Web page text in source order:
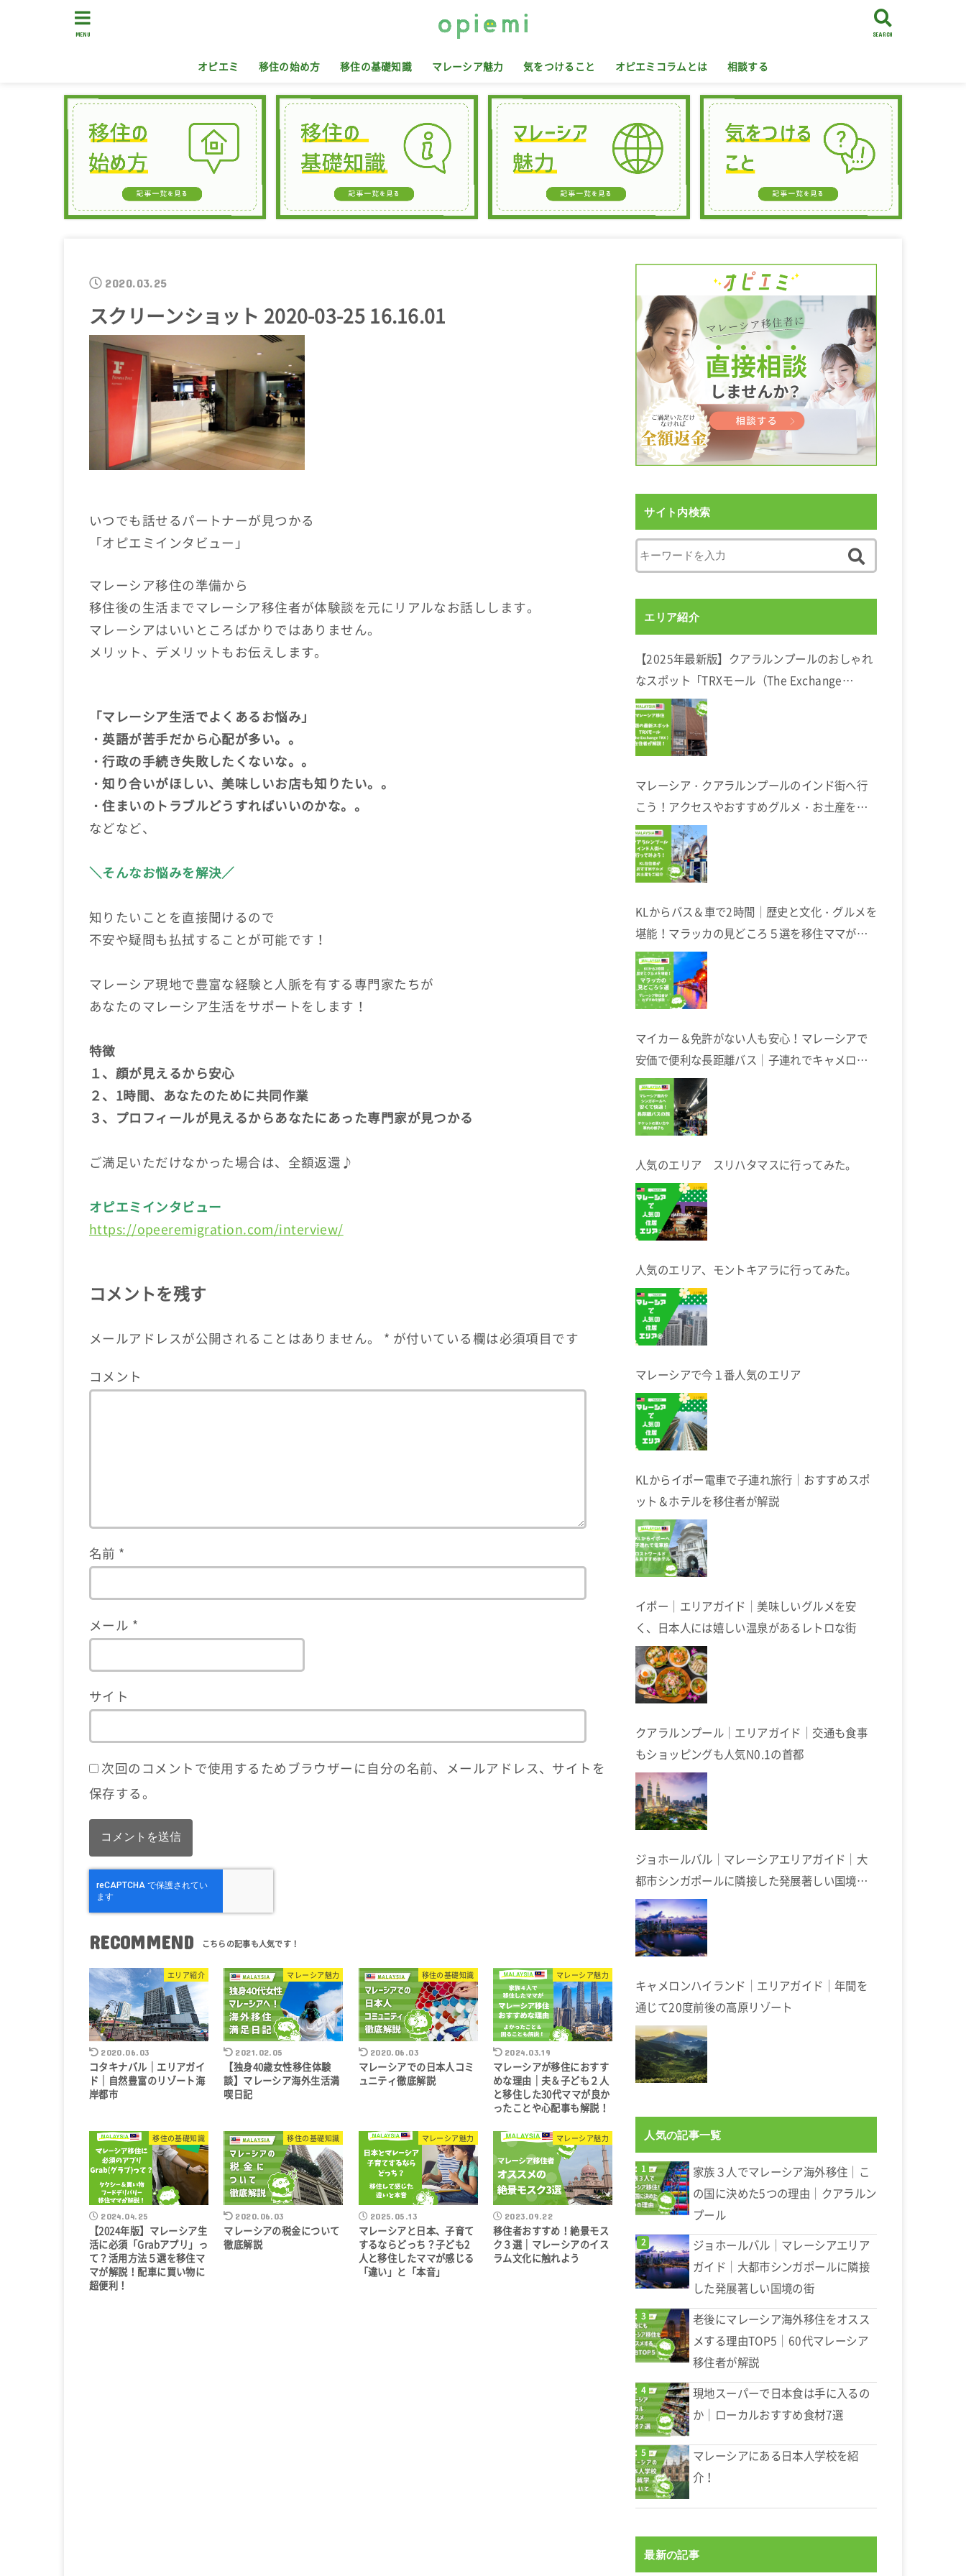
オピエミ 移住の始め方 移住の基礎知識 マレーシア魅力 気をつけること オピエミコラムとは 相談する
SEARCH
MENU
2020.03.25
スクリーンショット 2020-03-25 16.16.01
いつでも話せるパートナーが見つかる
「オピエミインタビュー」
マレーシア移住の準備から
移住後の生活までマレーシア移住者が体験談を元にリアルなお話しします。
マレーシアはいいところばかりではありません。
メリット、デメリットもお伝えします。
「マレーシア生活でよくあるお悩み」
・英語が苦手だから心配が多い。。
・行政の手続き失敗したくないな。。
・知り合いがほしい、美味しいお店も知りたい。。
・住まいのトラブルどうすればいいのかな。。
などなど、
＼そんなお悩みを解決／
知りたいことを直接聞けるので
不安や疑問も払拭することが可能です！
マレーシア現地で豊富な経験と人脈を有する専門家たちが
あなたのマレーシア生活をサポートをします！
特徴
１、顔が見えるから安心
２、1時間、あなたのために共同作業
３、プロフィールが見えるからあなたにあった専門家が見つかる
ご満足いただけなかった場合は、全額返還♪
オピエミインタビュー
https://opeeremigration.com/interview/
コメントを残す
メールアドレスが公開されることはありません。 * が付いている欄は必須項目です
コメント
名前 *
メール *
サイト
次回のコメントで使用するためブラウザーに自分の名前、メールアドレス、サイトを
保存する。
RECOMMEND
エリア紹介
2020.06.03
コタキナバル｜エリアガイ
ド｜自然豊富のリゾート海
岸都市
マレーシア魅力
2021.02.05
【独身40歳女性移住体験
談】マレーシア海外生活満
喫日記
移住の基礎知識
2020.06.03
マレーシアでの日本人コミ
ュニティ徹底解説
マレーシア魅力
2024.03.19
マレーシアが移住におすす
めな理由｜夫＆子ども２人
と移住した30代ママが良か
ったことや心配事も解説！
移住の基礎知識
2024.04.25
【2024年版】マレーシア生
活に必須「Grabアプリ」っ
て？活用方法５選を移住マ
マが解説！配車に買い物に
超便利！
移住の基礎知識
2020.06.03
マレーシアの税金について
徹底解説
マレーシア魅力
2025.05.13
マレーシアと日本、子育て
するならどっち？子ども2
人と移住したママが感じる
「違い」と「本音」
マレーシア魅力
2023.09.22
移住者おすすめ！絶景モス
ク３選｜マレーシアのイス
ラム文化に触れよう
サイト内検索
エリア紹介
【2025年最新版】クアラルンプールのおしゃれ
なスポット「TRXモール（The Exchange
TRX）」完全ガイド
マレーシア・クアラルンプールのインド街へ行
こう！アクセスやおすすめグルメ・お土産を在
住者が解説します
KLからバス＆車で2時間｜歴史と文化・グルメを
堪能！マラッカの見どころ５選を移住ママが解
説
マイカー＆免許がない人も安心！マレーシアで
安価で便利な長距離バス｜子連れでキャメロン
ハイランドへ
人気のエリア スリハタマスに行ってみた。
人気のエリア、モントキアラに行ってみた。
マレーシアで今１番人気のエリア
KLからイポー電車で子連れ旅行｜おすすめスポ
ット＆ホテルを移住者が解説
イポー｜エリアガイド｜美味しいグルメを安
く、日本人には嬉しい温泉があるレトロな街
クアラルンプール｜エリアガイド｜交通も食事
もショッピングも人気N0.1の首都
ジョホールバル｜マレーシアエリアガイド｜大
都市シンガポールに隣接した発展著しい国境の
街
キャメロンハイランド｜エリアガイド｜年間を
通じて20度前後の高原リゾート
人気の記事一覧
家族３人でマレーシア海外移住｜こ
の国に決めた5つの理由｜クアラルン
プール
ジョホールバル｜マレーシアエリア
ガイド｜大都市シンガポールに隣接
した発展著しい国境の街
老後にマレーシア海外移住をオスス
メする理由TOP5｜60代マレーシア
移住者が解説
現地スーパーで日本食は手に入るの
か｜ローカルおすすめ食材7選
マレーシアにある日本人学校を紹
介！
最新の記事